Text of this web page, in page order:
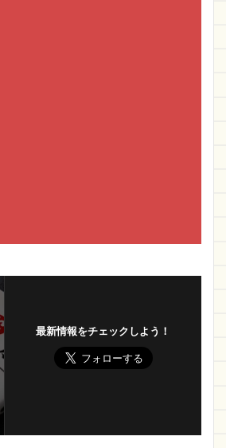
最新情報をチェックしよう！